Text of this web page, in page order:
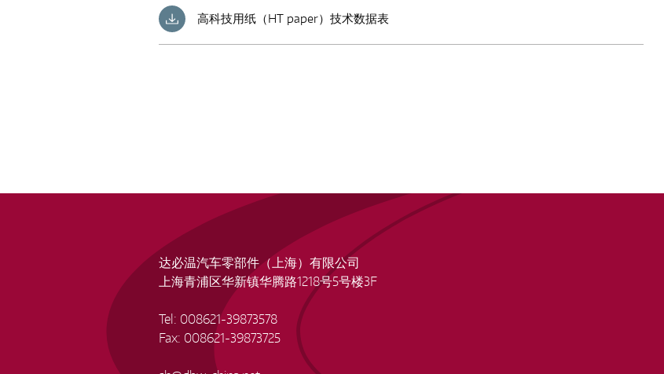
高科技用纸（HT paper）技术数据表
达必温汽车零部件（上海）有限公司
上海青浦区华新镇华腾路1218号5号楼3F
Tel: 008621-39873578
Fax: 008621-39873725